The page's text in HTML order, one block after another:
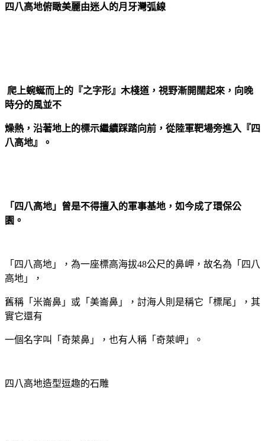
四八高地俯瞰美麗由迷人的月牙灣弧線
爬上蜿蜒而上的『之字形』木棧道，視野漸開闊起來，向晚
時分的風並不
燥熱，沿著地上的標示繼續踩踏向前，從陸軍靶場旁進入『四
八高地』。
「四八高地」曾是不得擅入的軍事基地，如今成了環保公
園。
「四八高地」，為一座標高海拔48公尺的鼻岬，故名為「四八
高地」，
舊稱「米崙鼻」或「美崙鼻」，討海人則是稱它「標尾」，其
實它還有
一個名字叫「奇萊鼻」，也有人稱「奇萊岬」。
四八高地造型逗趣的石雕